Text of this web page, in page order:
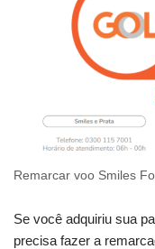
Remarcar voo Smiles
Se você adquiriu sua
precisa fazer a